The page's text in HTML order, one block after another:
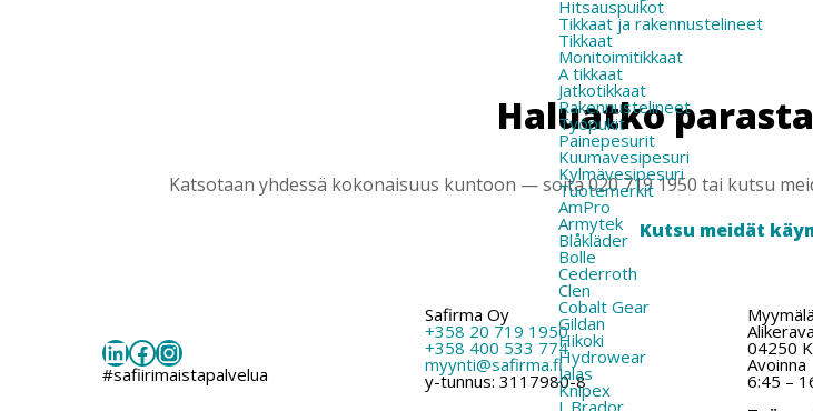
Hitsauspuikot
Tikkaat ja rakennustelineet
Tikkaat
Monitoimitikkaat
A tikkaat
Jatkotikkaat
Rakennustelineet
Työpukit
Painepesurit
Kuumavesipesuri
Kylmävesipesuri
Tuotemerkit
AmPro
Armytek
Blåkläder
Bolle
Cederroth
Clen
Cobalt Gear
Gildan
Hikoki
Hydrowear
Jalas
Knipex
L.Brador
Haluatko
Katsotaan yhdessä kokonaisuus kuntoon — soita 020 719 1950 tai kutsu
Kutsu meidät
LinkedIn
Facebook
Instagram
#safiirimaistapalvelua
Safirma Oy
+358 20 719 1950
+358 400 533 774
myynti@safirma.fi
y-tunnus: 3117980-8
Myymälä
04250
Avoinna
6:45 –